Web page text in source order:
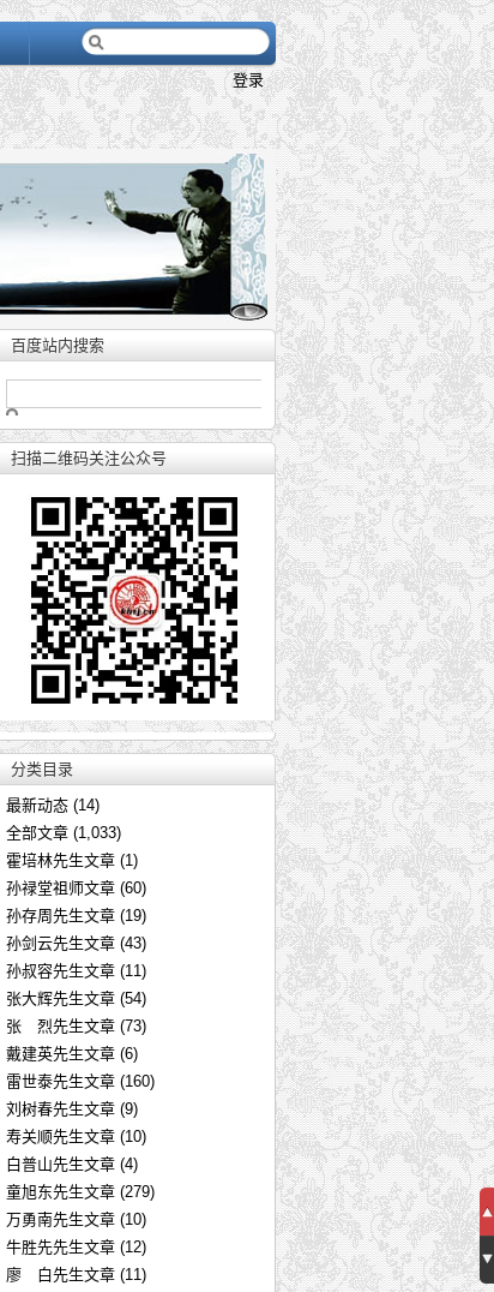
登录
百度站内搜索
扫描二维码关注公众号
分类目录
最新动态 (14)
全部文章 (1,033)
霍培林先生文章 (1)
孙禄堂祖师文章 (60)
孙存周先生文章 (19)
孙剑云先生文章 (43)
孙叔容先生文章 (11)
张大辉先生文章 (54)
张 烈先生文章 (73)
戴建英先生文章 (6)
雷世泰先生文章 (160)
刘树春先生文章 (9)
寿关顺先生文章 (10)
白普山先生文章 (4)
童旭东先生文章 (279)
万勇南先生文章 (10)
牛胜先先生文章 (12)
廖 白先生文章 (11)